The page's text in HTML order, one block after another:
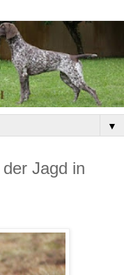
▼
Jagd in